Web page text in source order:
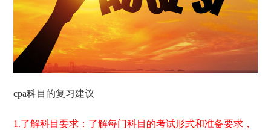
cpa科目的复习建议
1.了解科目要求：了解每门科目的考试形式和准备要求，